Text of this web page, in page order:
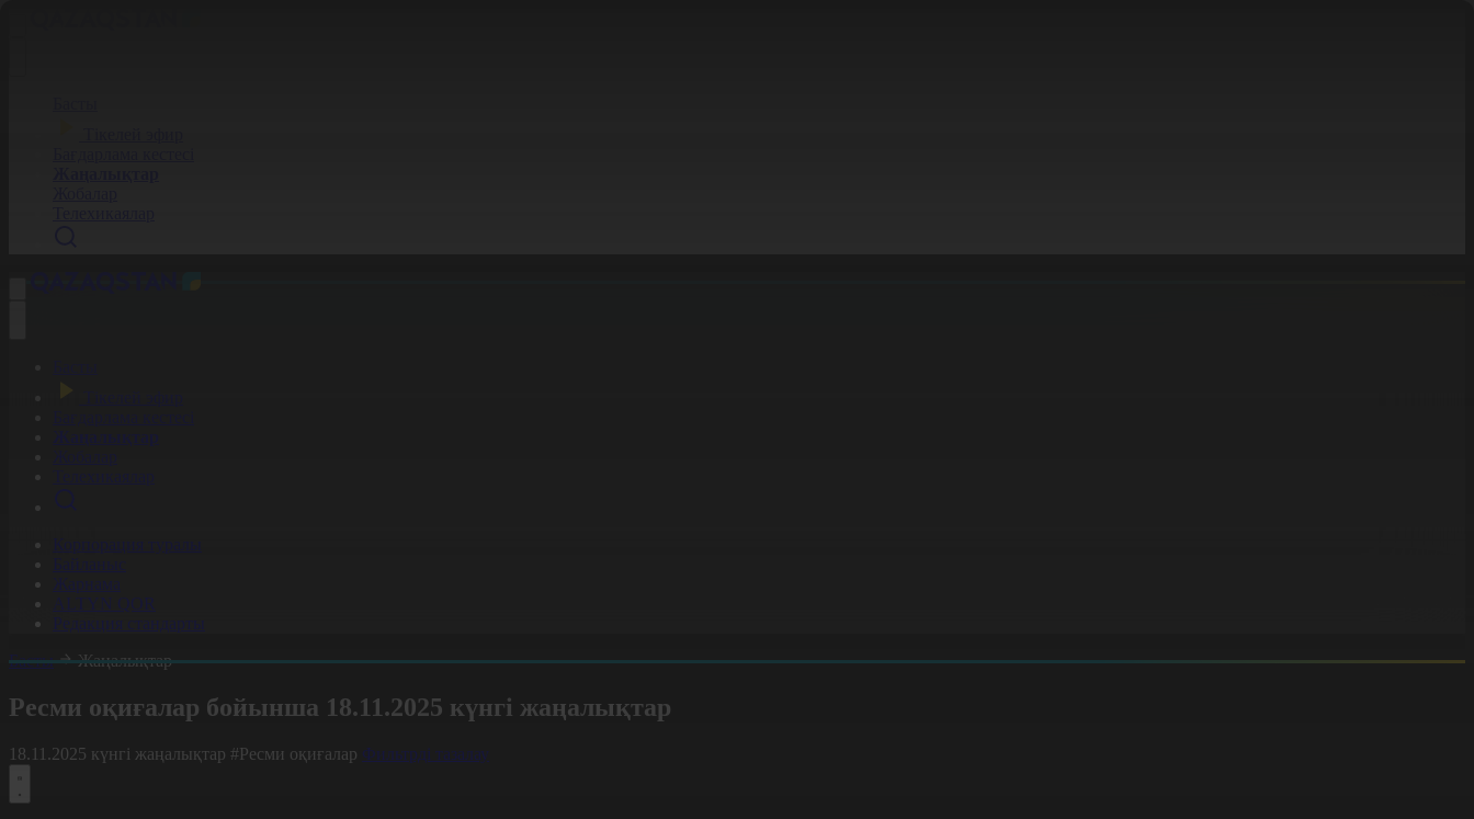
Корпорация туралы
Байланыс
Жарнама
ALTYN QOR
Редакция стандарты
Басты
Жаңалықтар
Ресми оқиғалар бойынша 18.11.2025 күнгі жаңалықтар
18.11.2025 күнгі жаңалықтар #Ресми оқиғалар Фильтрді тазалау